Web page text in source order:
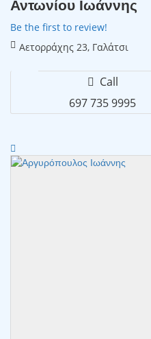
Αντωνίου Ιωάννης
Be the first to review!
Αετορράχης 23, Γαλάτσι
Call
697 735 9995